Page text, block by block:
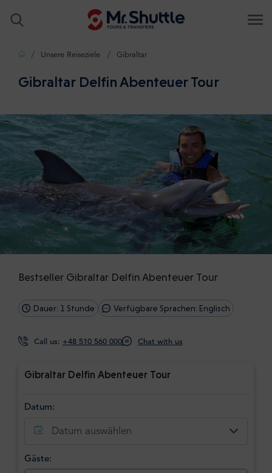
ZuhauseUnsere Reiseziele Gibraltar
Gibraltar Delfin Abenteuer Tour
Bestseller Gibraltar Delfin Abenteuer Tour
Dauer: 1 Stunde Verfügbare Sprachen: Englisch
Call us: +48 510 560 000 Chat with us
Gibraltar Delfin Abenteuer Tour
Datum:
Datum auswählen
Gäste: